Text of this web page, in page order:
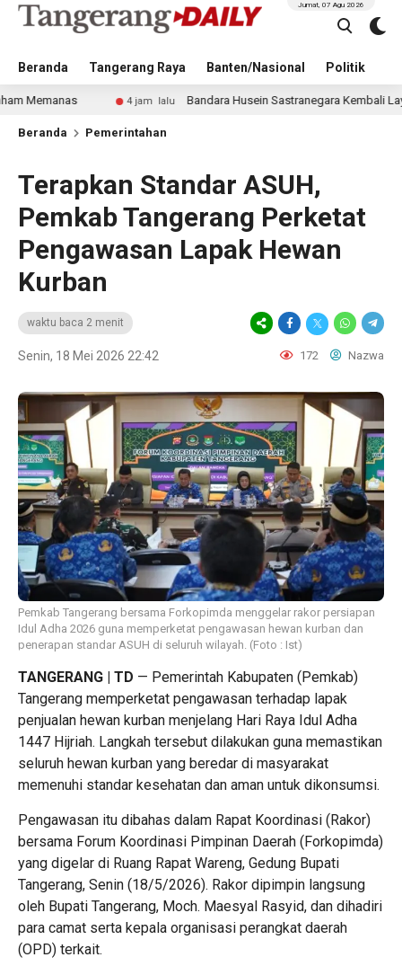
Beranda Tangerang Raya Banten/Nasional Politik
Jumat, 07 Agu 2026
4 jam lalu Bandara Husein Sastranegara Kembali Layani
Beranda Pemerintahan
Terapkan Standar ASUH,
Pemkab Tangerang Perketat
Pengawasan Lapak Hewan
Kurban
waktu baca 2 menit
Senin, 18 Mei 2026 22:42 172 Nazwa
Pemkab Tangerang bersama Forkopimda menggelar rakor persiapan
Idul Adha 2026 guna memperketat pengawasan hewan kurban dan
penerapan standar ASUH di seluruh wilayah. (Foto : Ist)
TANGERANG | TD — Pemerintah Kabupaten (Pemkab)
Tangerang memperketat pengawasan terhadap lapak
penjualan hewan kurban menjelang Hari Raya Idul Adha
1447 Hijriah. Langkah tersebut dilakukan guna memastikan
seluruh hewan kurban yang beredar di masyarakat
memenuhi standar kesehatan dan aman untuk dikonsumsi.
Pengawasan itu dibahas dalam Rapat Koordinasi (Rakor)
bersama Forum Koordinasi Pimpinan Daerah (Forkopimda)
yang digelar di Ruang Rapat Wareng, Gedung Bupati
Tangerang, Senin (18/5/2026). Rakor dipimpin langsung
oleh Bupati Tangerang, Moch. Maesyal Rasyid, dan dihadiri
para camat serta kepala organisasi perangkat daerah
(OPD) terkait.